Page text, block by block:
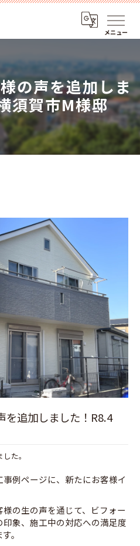
メニュー
の声を追加しま
須賀市M様邸
を追加しました！R8.4
た。
例ページに、新たにお客様イ
の生の声を通じて、ビフォー
象、施工中の対応への満足度
。